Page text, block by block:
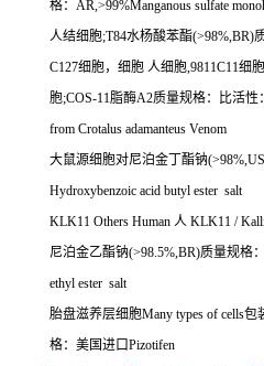
格： AR,>99%Manganous sulfate
人结细胞;T84水杨酸苯酯(>98%,BR)
C127细胞，细胞 人细胞,9811C11细胞
胞;COS-11脂酶A2质量规格：比活性：
from Crotalus adamanteus Venom
大鼠源细胞对尼泊金丁酯钠
Hydroxybenzoic acid butyl ester salt
KLK11 Others Human 人 KLK11 /
尼泊金乙酯钠(>98.5%,BR)质量规格：
ethyl ester salt
胎盘滋养层细胞Many types of cells包
格：美国进口Pizotifen